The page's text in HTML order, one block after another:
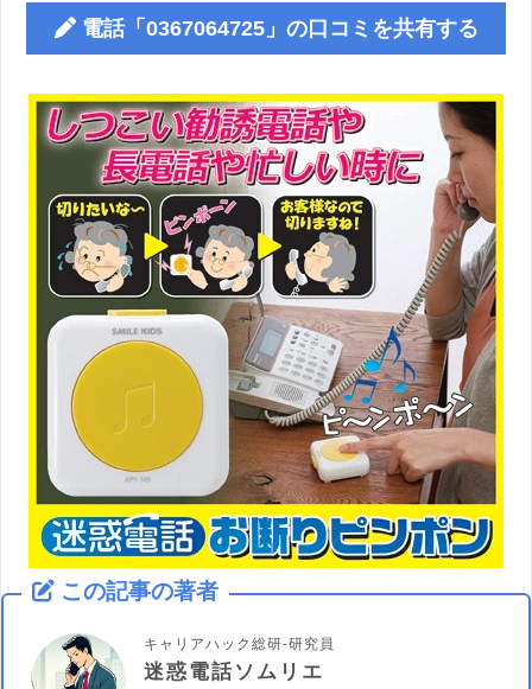
電話「0367064725」の口コミを共有する
この記事の著者
キャリアハック総研-研究員
迷惑電話ソムリエ